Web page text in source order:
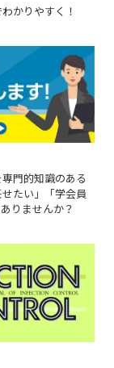
かりやすく！
門的知識のある
たい」「学会員
りませんか？